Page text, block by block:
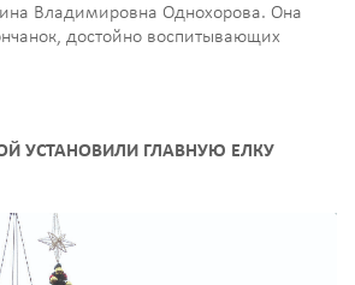
Владимировна Однохорова. Она
достойно воспитывающих
УСТАНОВИЛИ ГЛАВНУЮ ЕЛКУ